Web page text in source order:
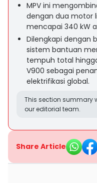
MPV ini
dengan dua motor
mencapai 340 kW
Dilengkapi dengan
sistem bantuan
tempuh total
V900 sebagai
elektrifikasi global.
This section summary
our editorial team.
Share Article